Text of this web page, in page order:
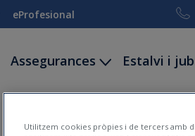
eProfesional
Assegurances Estalvi i
Utilitzem cookies pròpies i de tercers amb